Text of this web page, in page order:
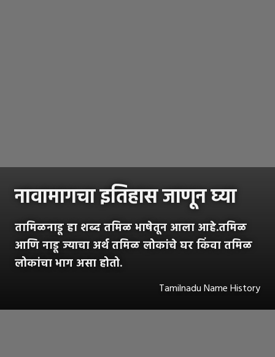
नावामागचा इतिहास जाणून घ्या
तामिळनाडू हा शब्द तमिळ भाषेतून आला आहे.तमिळ
आणि नाडू ज्याचा अर्थ तमिळ लोकांचे घर किंवा तमिळ
लोकांचा भाग असा होतो.
Tamilnadu Name History